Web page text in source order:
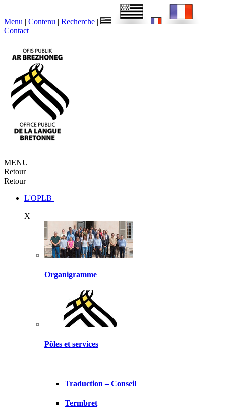
Menu | Contenu | Recherche |
Contact
MENU
Retour
Retour
L'OPLB
X
Organigramme
Pôles et services
Traduction – Conseil
Termbret